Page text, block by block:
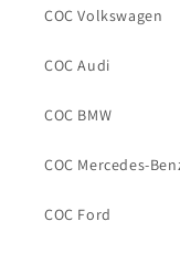
COC Volkswagen
COC Audi
COC BMW
COC Mercedes-
COC Ford